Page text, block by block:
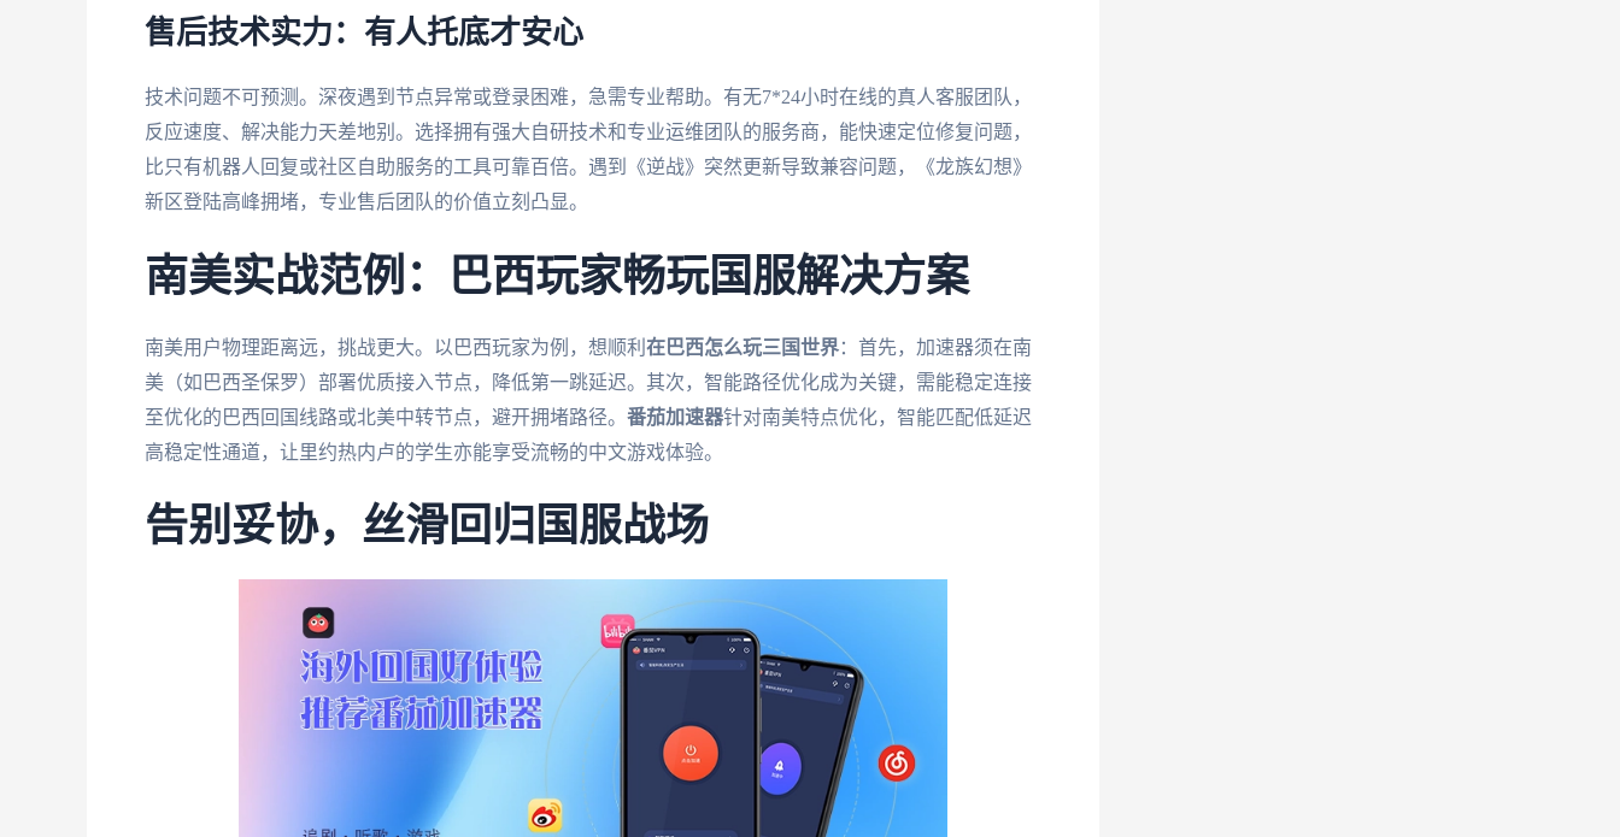
售后技术实力：有人托底才安心
技术问题不可预测。深夜遇到节点异常或登录困难，急需专业帮助。有无7*24小时在线的真人客服团队，
反应速度、解决能力天差地别。选择拥有强大自研技术和专业运维团队的服务商，能快速定位修复问题，
比只有机器人回复或社区自助服务的工具可靠百倍。遇到《逆战》突然更新导致兼容问题，《龙族幻想》
新区登陆高峰拥堵，专业售后团队的价值立刻凸显。
南美实战范例：巴西玩家畅玩国服解决方案
南美用户物理距离远，挑战更大。以巴西玩家为例，想顺利 在巴西怎么玩三国世界：首先，加速器须在南
美（如巴西圣保罗）部署优质接入节点，降低第一跳延迟。其次，智能路径优化成为关键，需能稳定连接
至优化的巴西回国线路或北美中转节点，避开拥堵路径。 番茄加速器针对南美特点优化，智能匹配低延迟
高稳定性通道，让里约热内卢的学生亦能享受流畅的中文游戏体验。
告别妥协，丝滑回归国服战场